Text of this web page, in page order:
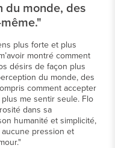
du monde, des
plus forte et plus
montré comment
désirs de façon plus
du monde, des
comment accepter
me sentir seule. Flo
dans sa
humanité et simplicité,
aucune pression et